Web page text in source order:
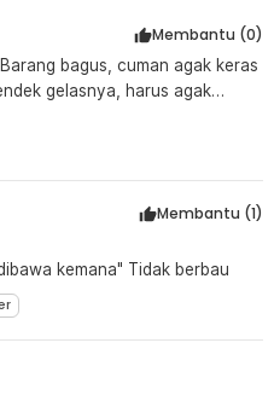
pembelian produk ini:
Cup Travel Tahan Panas
Membantu (0)
bagus, cuman agak keras
gelasnya, harus agak
tidak mudah sobek/pecah.
Membantu (1)
kemana" Tidak berbau